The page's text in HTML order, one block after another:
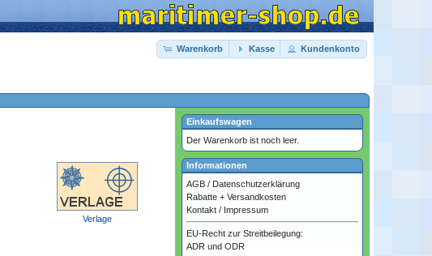
Warenkorb Kasse Kundenkonto
Verlage
Einkaufswagen
Der Warenkorb ist noch leer.
Informationen
AGB / Datenschutzerklärung
Rabatte + Versandkosten
Kontakt / Impressum
EU-Recht zur Streitbeilegung:
ADR und ODR